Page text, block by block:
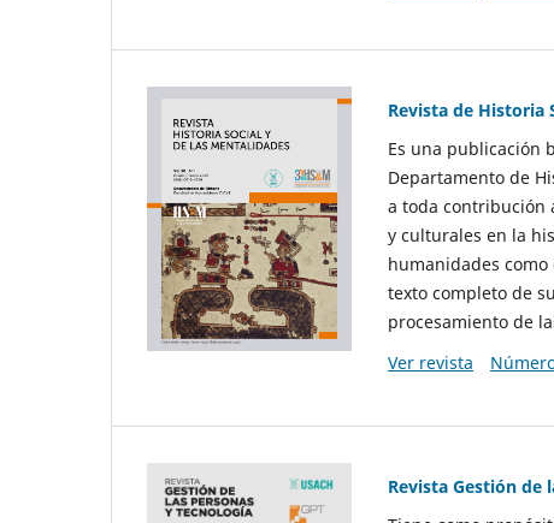
Revista de Historia
Es una publicación
Departamento de
a toda contribución
y culturales en la
humanidades como
texto completo de
procesamiento de
Ver revista
Revista Gestión de